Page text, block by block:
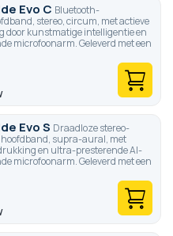
Evo C Bluetooth-
stereo, circum, met actieve
door kunstmatige intelligentie en
microfoonarm. Geleverd met een
Evo S Draadloze stereo-
hoofdband, supra-aural, met
en ultra-presterende AI-
microfoonarm. Geleverd met een